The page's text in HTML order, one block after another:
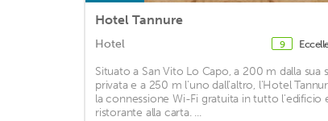
Hotel Tannure
Hotel 9
Situato a San Vito Lo Capo, a 200 m dalla sua
privata e a 250 m l'uno dall'altro, l'Hotel
la connessione Wi-Fi gratuita in tutto l'edificio
ristorante alla carta. ...